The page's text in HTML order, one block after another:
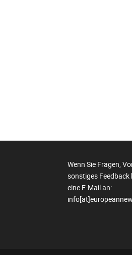
Wenn Sie Fragen,
sonstiges Feedback
eine E-Mail an: